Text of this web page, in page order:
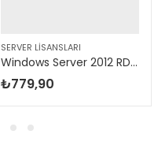
SERVER LISANSLARI
Windows Server 2012 RDS 50 User CAL
₺779,90